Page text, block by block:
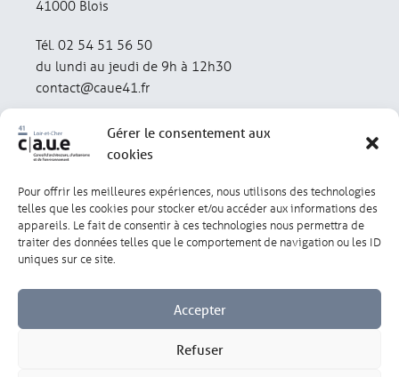
Gérer le consentement aux
cookies
Pour offrir les meilleures expériences, nous utilisons des technologies
telles que les cookies pour stocker et/ou accéder aux informations des
appareils. Le fait de consentir à ces technologies nous permettra de
traiter des données telles que le comportement de navigation ou les ID
uniques sur ce site.
Accepter
Refuser
41000 Blois
Tél. 02 54 51 56 50
du lundi au jeudi de 9h à 12h30
contact@caue41.fr
Mentions légales Politique de confidentialité
Lexique Réalisation : olivgraphic.com